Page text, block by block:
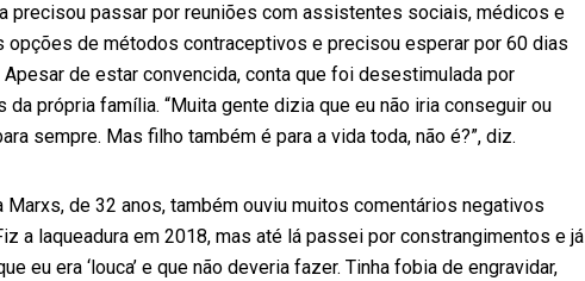
precisou passar por reuniões com assistentes sociais, médicos e
opções de métodos contraceptivos e precisou esperar por 60 dias
de estar convencida, conta que foi desestimulada por
própria família. “Muita gente dizia que eu não iria conseguir ou
sempre. Mas filho também é para a vida toda, não é?”, diz.
de 32 anos, também ouviu muitos comentários negativos
a laqueadura em 2018, mas até lá passei por constrangimentos e já
eu era ‘louca’ e que não deveria fazer. Tinha fobia de engravidar,